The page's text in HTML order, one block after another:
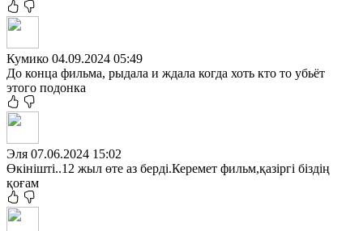
Кумико 04.09.2024 05:49
До конца фильма, рыдала и ждала когда хоть кто то убьёт
этого подонка
Эля 07.06.2024 15:02
Өкінішті..12 жыл өте аз берді.Керемет фильм,қазіргі біздің
қоғам